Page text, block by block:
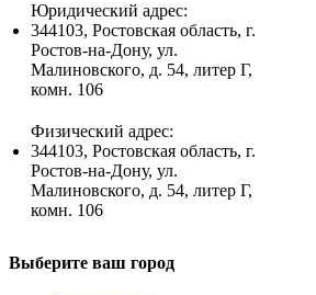
Юридический адрес:
344103, Ростовская область, г.
Ростов-на-Дону, ул.
Малиновского, д. 54, литер Г,
комн. 106
Физический адрес:
344103, Ростовская область, г.
Ростов-на-Дону, ул.
Малиновского, д. 54, литер Г,
комн. 106
Выберите ваш город